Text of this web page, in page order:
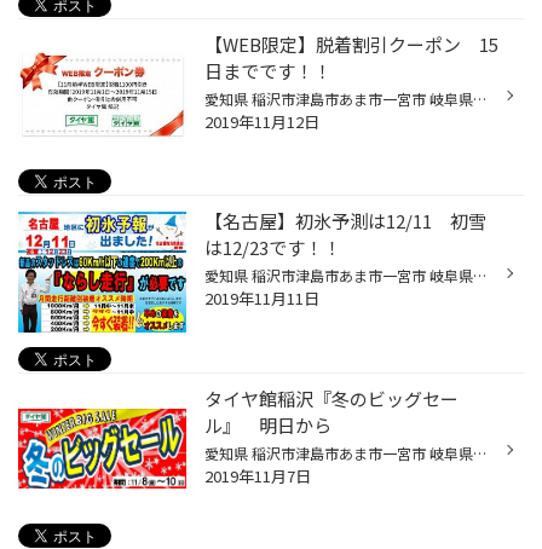
【WEB限定】脱着割引クーポン 15
日までです！！
愛知県 稲沢市津島市あま市一宮市 岐阜県海津市 その他近隣のお客様 こんにちは。 店長のつぼやん（坪内）です。 以前ご紹介したクーポンが使用期限15日 今週金曜日までです。 スタッドレスに履き替えるなら明日までがチャンスです。 スマホ見せるだけでＯＫです。 ぜひご利用ください。
2019年11月12日
【名古屋】初氷予測は12/11 初雪
は12/23です！！
愛知県 稲沢市津島市あま市一宮市 岐阜県海津市 その他近隣のお客様、こんにちは。 愛知県稲沢市福島町のタイヤ館稲沢です。 どもつぼやん（坪内）です。 最近朝・晩はけっこう冷え込むようになってきました。 そろそろスタッドレスをと多くのご来店をいただいておりますが、 走行距離によってはそ...
2019年11月11日
タイヤ館稲沢『冬のビッグセー
ル』 明日から
愛知県 稲沢市津島市あま市一宮市 岐阜県海津市 その他近隣のお客様、こんにちは。 愛知県稲沢市福島町のタイヤ館 稲沢です。 タイヤ館稲沢『冬のビッグセール』を11/8（金）～11/10（日）で開催します。 もう冬です。 愛車の冬支度はどうでしょう？スタッドレスタイヤやタイヤチェーンなどは季節商...
2019年11月7日